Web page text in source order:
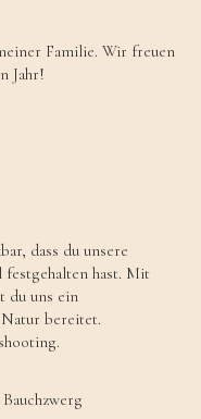
Familie. Wir freuen
Jahr!
dass du unsere
hast. Mit
du uns ein
bereitet.